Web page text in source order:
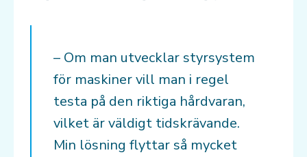
– Om man utvecklar styrsystem
för maskiner vill man i regel
testa på den riktiga hårdvaran,
vilket är väldigt tidskrävande.
Min lösning flyttar så mycket